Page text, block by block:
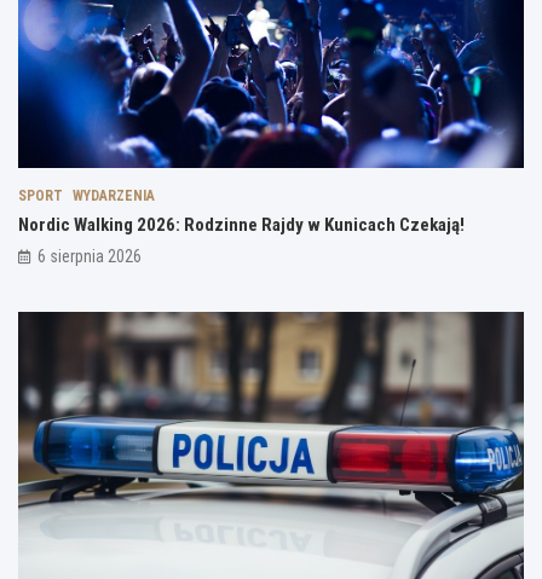
SPORT WYDARZENIA
Nordic Walking 2026: Rodzinne Rajdy w Kunicach Czekają!
6 sierpnia 2026